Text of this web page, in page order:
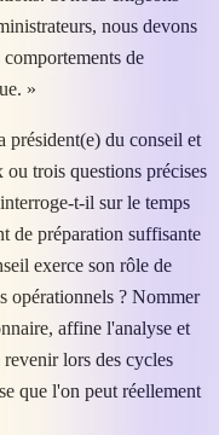
nous devons
de
»
président(e) du conseil et
trois questions précises
t-il sur le temps
de préparation suffisante
exerce son rôle de
opérationnels ? Nommer
affine l'analyse et
lors des cycles
que l'on peut réellement